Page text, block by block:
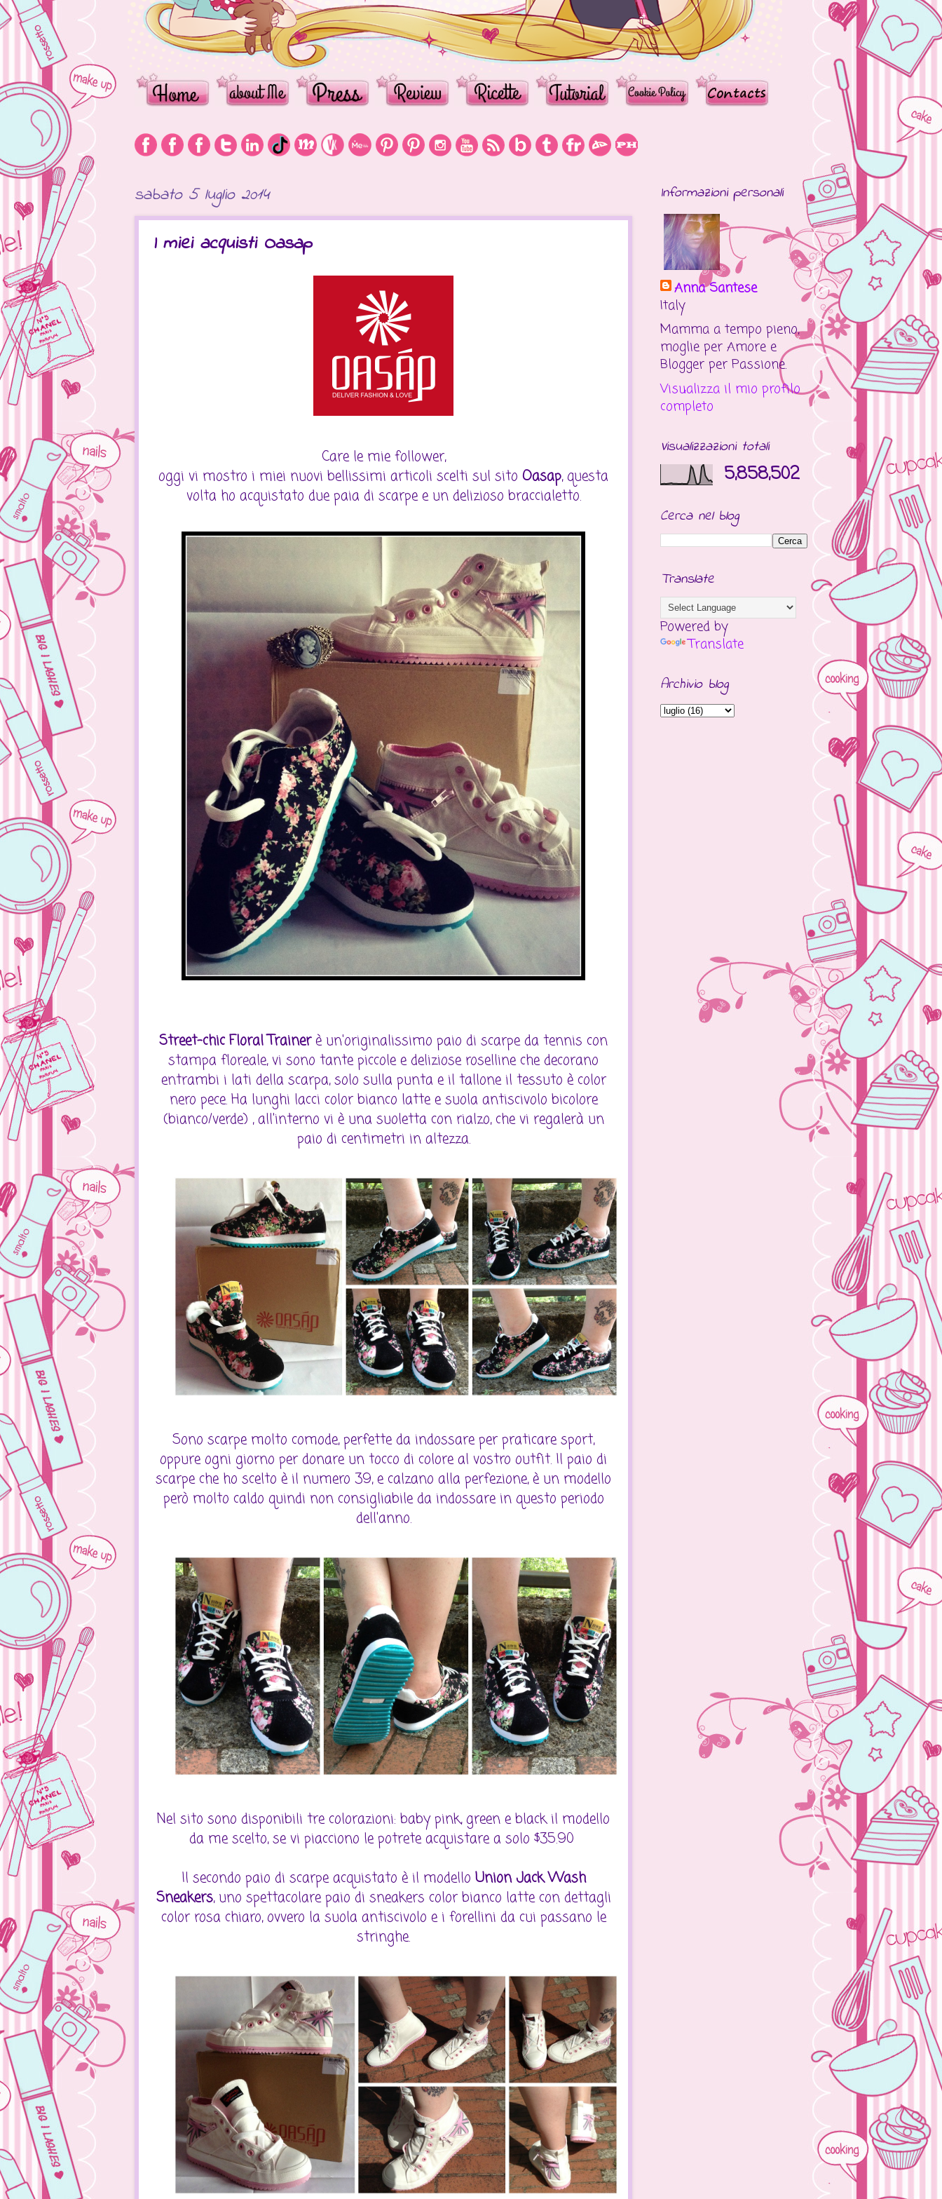
sabato 5 luglio 2014
I miei acquisti Oasap
Care le mie follower,
oggi vi mostro i miei nuovi bellissimi articoli scelti sul sito Oasap, questa
volta ho acquistato due paia di scarpe e un delizioso braccialetto.
Street-chic Floral Trainerè un'originalissimo paio di scarpe da tennis con
stampa floreale, vi sono tante piccole e deliziose roselline che decorano
entrambi i lati della scarpa, solo sulla punta e il tallone il tessuto è color
nero pece. Ha lunghi lacci color bianco latte e suola antiscivolo bicolore
(bianco/verde) , all'interno vi è una suoletta con rialzo, che vi regalerà un
paio di centimetri in altezza.
Sono scarpe molto comode, perfette da indossare per praticare sport,
oppure ogni giorno per donare un tocco di colore al vostro outfit. Il paio di
scarpe che ho scelto è il numero 39, e calzano alla perfezione, è un modello
però molto caldo quindi non consigliabile da indossare in questo periodo
dell'anno.
Nel sito sono disponibili tre colorazioni: baby pink, green e black il modello
da me scelto, se vi piacciono le potrete acquistare a solo $35.90
Il secondo paio di scarpe acquistato è il modello Union Jack Wash
Sneakers, uno spettacolare paio di sneakers color bianco latte con dettagli
color rosa chiaro, ovvero la suola antiscivolo e i forellini da cui passano le
stringhe.
Informazioni personali
Anna Santese
Italy
Mamma a tempo pieno,
moglie per Amore e
Blogger per Passione.
Visualizza il mio profilo
completo
Visualizzazioni totali
5,858,502
Cerca nel blog
Translate
Powered by
Translate
Archivio blog